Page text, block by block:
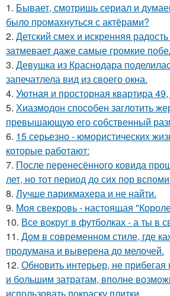
1. Бывает, смотришь сериал и
было промахнуться с актёрами?
2. Детский смех и искренняя
затмевает даже самые громкие
3. Девушка из Краснодара
запечатлела вид из своего окна.
4. Уютная и просторная квартира 49,
5. Хиазмодон способен заглотить
превышающую его собственный
6. 15 серьезно - юмористических
которые работают:
7. После перенесённого ковида
лет, но тот период до сих пор
8. Лучше парикмахера и не найти.
9. Моя свекровь - настоящая
10. Все вокруг в футболках - а ты в
11. Дом в современном стиле, где
продумана и выверена до мелочей.
12. Обновить интерьер, не
и большим затратам, вполне